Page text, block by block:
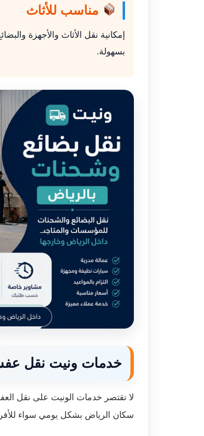
مناسب للأثاث
إمكانية نقل الأثاث والأجهزة
بسهولة.
خدمات ونيت نقل
لا تقتصر خدمات الونيت على نقل
سكان الرياض بشكل يومي سواء